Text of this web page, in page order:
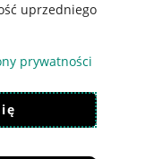
uprzedniego
prywatności